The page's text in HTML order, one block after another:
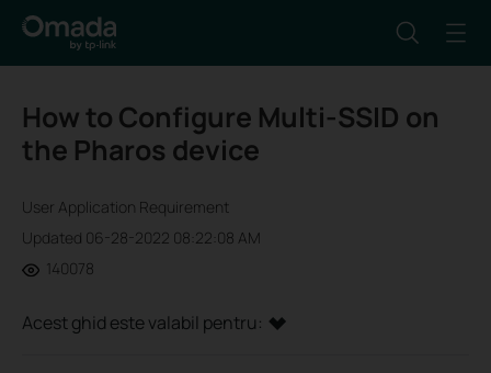
How to Configure Multi-SSID on
the Pharos device
User Application Requirement
Updated 06-28-2022 08:22:08 AM
140078
Acest ghid este valabil pentru: